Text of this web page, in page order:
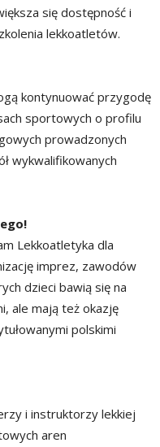
się dostępność i
lekkoatletów.
kontynuować przygodę
sportowych o profilu
prowadzonych
wykwalifikowanych
Lekkoatletyka dla
imprez, zawodów
dzieci bawią się na
ale mają też okazję
polskimi
i instruktorzy lekkiej
aren